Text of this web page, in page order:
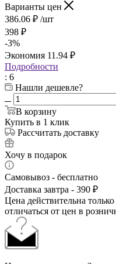
Варианты цен
386.06 ₽ /шт
398 ₽
-3%
Экономия 11.94 ₽
Подробности
: 6
Нашли дешевле?
В корзину
Купить в 1 клик
Рассчитать доставку
Хочу в подарок
Самовывоз - бесплатно
Доставка завтра - 390 ₽
Цена действительна
отличаться от цен в